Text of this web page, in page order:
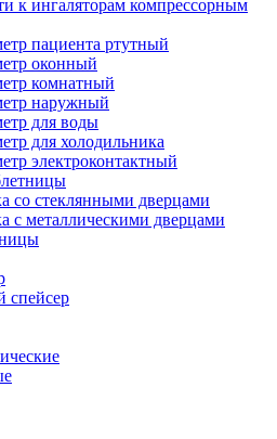
к ингаляторам компрессорным
пациента ртутный
оконный
комнатный
наружный
для воды
для холодильника
электроконтактный
со стеклянными дверцами
с металлическими дверцами
спейсер